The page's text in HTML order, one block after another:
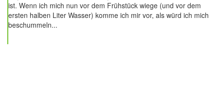
ist. Wenn ich mich nun vor dem Frühstück wiege (und vor dem
ersten halben Liter Wasser) komme ich mir vor, als würd ich mich
beschummeln...